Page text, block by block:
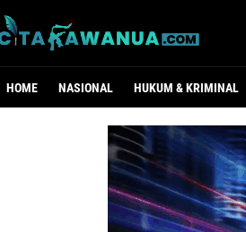
HOME NASIONAL HUKUM & KRIMINAL